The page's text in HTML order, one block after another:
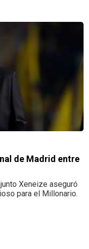
de Madrid entre
Xeneize aseguró
para el Millonario.